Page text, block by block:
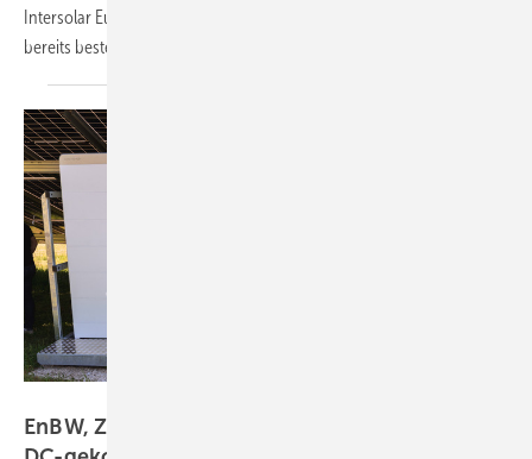
Intersolar Europe in München bekannt gegeben – die Produkte sind
bereits bestellbar.
EnBW, ZSW und Sigenergy starten Feldtest zu